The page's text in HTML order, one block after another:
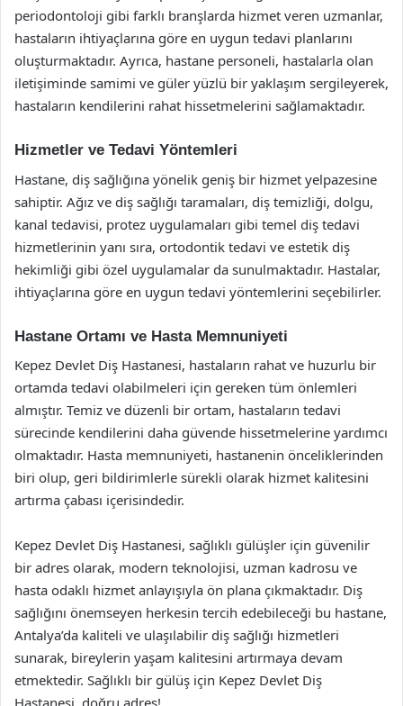
periodontoloji gibi farklı branşlarda hizmet veren uzmanlar,
hastaların ihtiyaçlarına göre en uygun tedavi planlarını
oluşturmaktadır. Ayrıca, hastane personeli, hastalarla olan
iletişiminde samimi ve güler yüzlü bir yaklaşım sergileyerek,
hastaların kendilerini rahat hissetmelerini sağlamaktadır.
Hizmetler ve Tedavi Yöntemleri
Hastane, diş sağlığına yönelik geniş bir hizmet yelpazesine
sahiptir. Ağız ve diş sağlığı taramaları, diş temizliği, dolgu,
kanal tedavisi, protez uygulamaları gibi temel diş tedavi
hizmetlerinin yanı sıra, ortodontik tedavi ve estetik diş
hekimliği gibi özel uygulamalar da sunulmaktadır. Hastalar,
ihtiyaçlarına göre en uygun tedavi yöntemlerini seçebilirler.
Hastane Ortamı ve Hasta Memnuniyeti
Kepez Devlet Diş Hastanesi, hastaların rahat ve huzurlu bir
ortamda tedavi olabilmeleri için gereken tüm önlemleri
almıştır. Temiz ve düzenli bir ortam, hastaların tedavi
sürecinde kendilerini daha güvende hissetmelerine yardımcı
olmaktadır. Hasta memnuniyeti, hastanenin önceliklerinden
biri olup, geri bildirimlerle sürekli olarak hizmet kalitesini
artırma çabası içerisindedir.
Kepez Devlet Diş Hastanesi, sağlıklı gülüşler için güvenilir
bir adres olarak, modern teknolojisi, uzman kadrosu ve
hasta odaklı hizmet anlayışıyla ön plana çıkmaktadır. Diş
sağlığını önemseyen herkesin tercih edebileceği bu hastane,
Antalya’da kaliteli ve ulaşılabilir diş sağlığı hizmetleri
sunarak, bireylerin yaşam kalitesini artırmaya devam
etmektedir. Sağlıklı bir gülüş için Kepez Devlet Diş
Hastanesi, doğru adres!